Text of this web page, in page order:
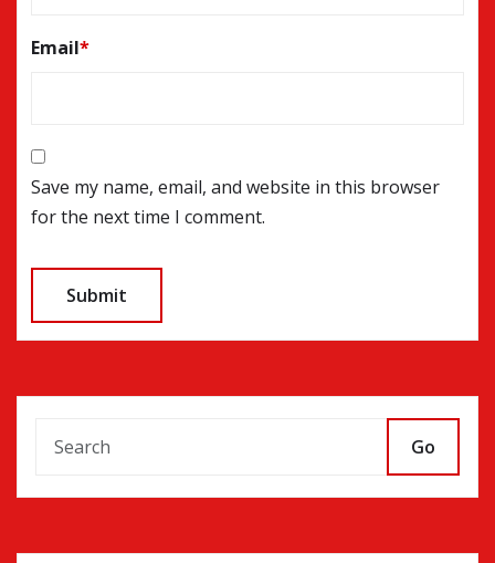
Email*
Save my name, email, and website in this browser
for the next time I comment.
Go